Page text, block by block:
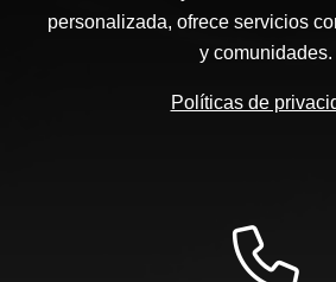
personalizada, ofrece servicios
y comunidades.
Políticas de